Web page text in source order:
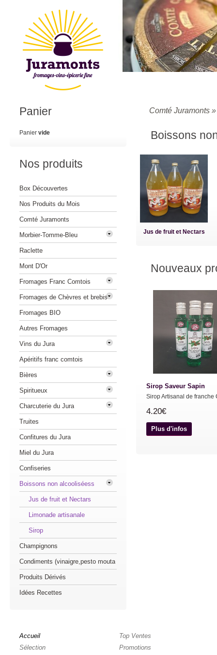
Comté Juramonts
Boissons
Jus de fruit et Nectars
Nouveaux
Sirop Saveur Sapin
Sirop Artisanal de franche
4.20€
Plus d'infos
Panier
Panier vide
Nos produits
Box Découvertes
Nos Produits du Mois
Comté Juramonts
Morbier-Tomme-Bleu
Raclette
Mont D'Or
Fromages Franc Comtois
Fromages de Chèvres et brebis
Fromages BIO
Autres Fromages
Vins du Jura
Apéritifs franc comtois
Bières
Spiritueux
Charcuterie du Jura
Truites
Confitures du Jura
Miel du Jura
Confiseries
Boissons non alcooliséess
Jus de fruit et Nectars
Limonade artisanale
Sirop
Champignons
Condiments (vinaigre,pesto mouta
Produits Dérivés
Idées Recettes
Accueil
Sélection
Top Ventes
Promotions